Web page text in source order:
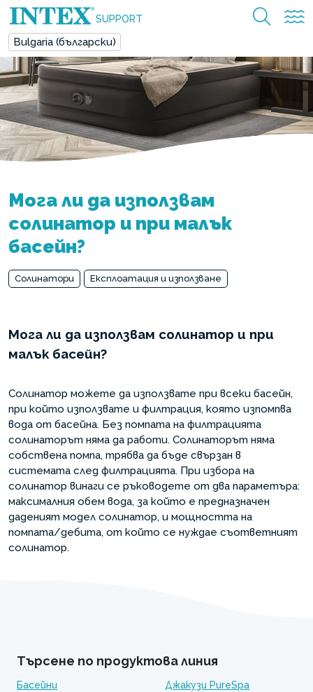
SUPPORT
Bulgaria (български)
Мога ли да използвам
солинатор и при малък
басейн?
Солинатори Експлоатация и използване
Мога ли да използвам солинатор и при
малък басейн?
Солинатор можете да използвате при всеки басейн,
при който използвате и филтрация, която изпомпва
вода от басейна. Без помпата на филтрацията
солинаторът няма да работи. Солинаторът няма
собствена помпа, трябва да бъде свързан в
системата след филтрацията. При избора на
солинатор винаги се ръководете от два параметъра:
максималния обем вода, за който е предназначен
даденият модел солинатор, и мощността на
помпата/дебита, от който се нуждае съответният
солинатор.
Търсене по продуктова линия
Басейни
Джакузи PureSpa